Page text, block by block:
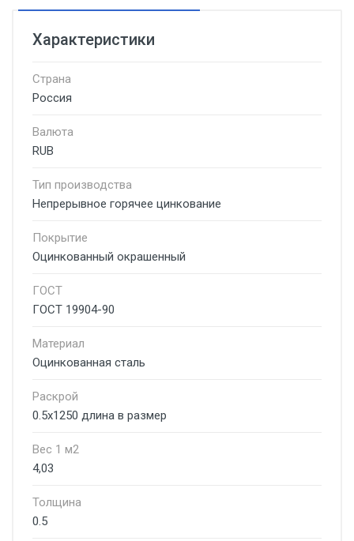
Характеристики
Страна
Россия
Валюта
RUB
Тип производства
Непрерывное горячее цинкование
Покрытие
Оцинкованный окрашенный
ГОСТ
ГОСТ 19904-90
Материал
Оцинкованная сталь
Раскрой
0.5х1250 длина в размер
Вес 1 м2
4,03
Толщина
0.5